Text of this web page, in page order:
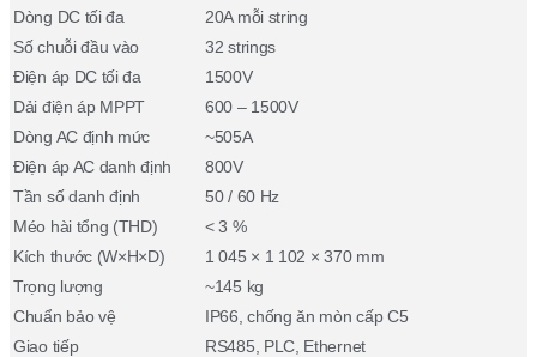
Dòng DC tối đa
20A mỗi string
Số chuỗi đầu vào
32 strings
Điện áp DC tối đa
1500V
Dải điện áp MPPT
600 – 1500V
Dòng AC định mức
~505A
Điện áp AC danh định
800V
Tần số danh định
50 / 60 Hz
Méo hài tổng (THD)
< 3 %
Kích thước (W×H×D)
1 045 × 1 102 × 370 mm
Trọng lượng
~145 kg
Chuẩn bảo vệ
IP66, chống ăn mòn cấp C5
Giao tiếp
RS485, PLC, Ethernet